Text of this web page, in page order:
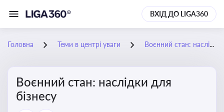
ВХІД ДО LIGA360
Головна Теми в центрі уваги Воєнний стан: наслідки для бізнесу
Воєнний стан: наслідки для
бізнесу